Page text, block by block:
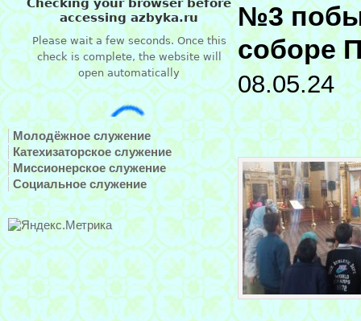
Молодёжное служение
Катехизаторское служение
Миссионерское служение
Социальное служение
№3
соборе
08.05.24